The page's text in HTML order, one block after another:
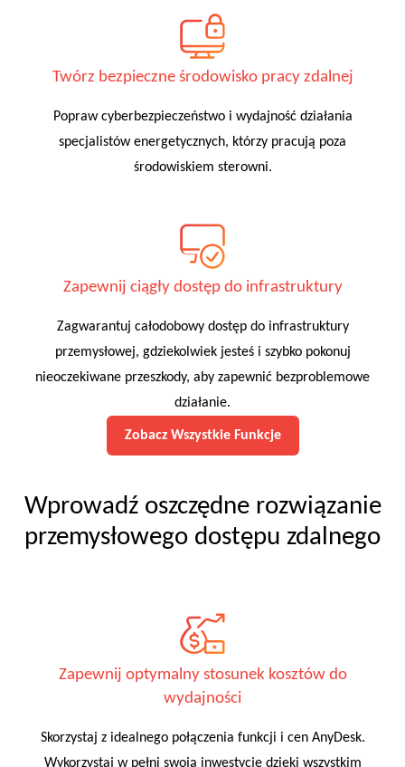
Twórz bezpieczne środowisko pracy zdalnej
Popraw cyberbezpieczeństwo i wydajność działania
specjalistów energetycznych, którzy pracują poza
środowiskiem sterowni.
Zapewnij ciągły dostęp do infrastruktury
Zagwarantuj całodobowy dostęp do infrastruktury
przemysłowej, gdziekolwiek jesteś i szybko pokonuj
nieoczekiwane przeszkody, aby zapewnić bezproblemowe
działanie.
Zobacz Wszystkie Funkcje
Wprowadź oszczędne rozwiązanie
przemysłowego dostępu zdalnego
Zapewnij optymalny stosunek kosztów do
wydajności
Skorzystaj z idealnego połączenia funkcji i cen AnyDesk.
Wykorzystaj w pełni swoją inwestycję dzięki wszystkim